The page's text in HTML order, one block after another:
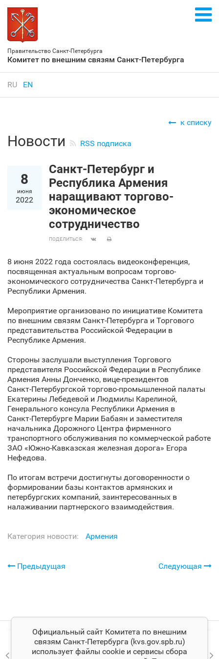
Правительство Санкт‑Петербурга
Комитет по внешним связям Санкт‑Петербурга
RU EN
к списку
Новости RSS подписка
8
июня
2022
Санкт‑Петербург и
Республика Армения
наращивают торгово-
экономическое
сотрудничество
ПОДЕЛИТЬСЯ:
8 июня 2022 года состоялась видеоконференция,
посвященная актуальным вопросам торгово-
экономического сотрудничества Санкт‑Петербурга и
Республики Армения.
Мероприятие организовано по инициативе Комитета
по внешним связям Санкт‑Петербурга и Торгового
представительства Российской Федерации в
Республике Армения.
Стороны заслушали выступления Торгового
представителя Российской Федерации в Республике
Армения Анны Донченко, вице-президентов
Санкт‑Петербургской торгово-промышленной палаты
Екатерины Лебедевой и Людмилы Карелиной,
Генерального консула Республики Армения в
Санкт‑Петербурге Марии Бабаян и заместителя
начальника Дорожного Центра фирменного
транспортного обслуживания по коммерческой работе
ЗАО «Южно-Кавказская железная дорога» Егора
Нефедова.
По итогам встречи достигнуты договоренности о
формировании базы контактов армянских и
петербургских компаний, заинтересованных в
налаживании партнерского взаимодействия.
Категория новости: Армения
Предыдущая Следующая
Официальный сайт Комитета по внешним
связям Санкт‑Петербурга (kvs.gov.spb.ru)
использует файлы cookie и сервисы сбора